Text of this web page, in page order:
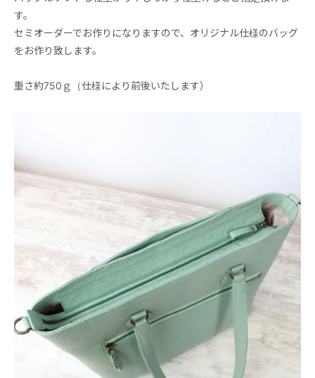
す。
セミオーダーでお作りになりますので、オリジナル仕様のバッグ
をお作り致します。
重さ約750ｇ（仕様により前後いたします）